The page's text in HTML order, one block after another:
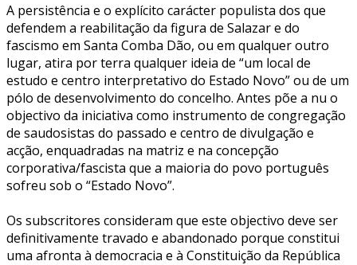
A persistência e o explícito carácter populista dos que
defendem a reabilitação da figura de Salazar e do
fascismo em Santa Comba Dão, ou em qualquer outro
lugar, atira por terra qualquer ideia de “um local de
estudo e centro interpretativo do Estado Novo” ou de um
pólo de desenvolvimento do concelho. Antes põe a nu o
objectivo da iniciativa como instrumento de congregação
de saudosistas do passado e centro de divulgação e
acção, enquadradas na matriz e na concepção
corporativa/fascista que a maioria do povo português
sofreu sob o “Estado Novo”.
Os subscritores consideram que este objectivo deve ser
definitivamente travado e abandonado porque constitui
uma afronta à democracia e à Constituição da República